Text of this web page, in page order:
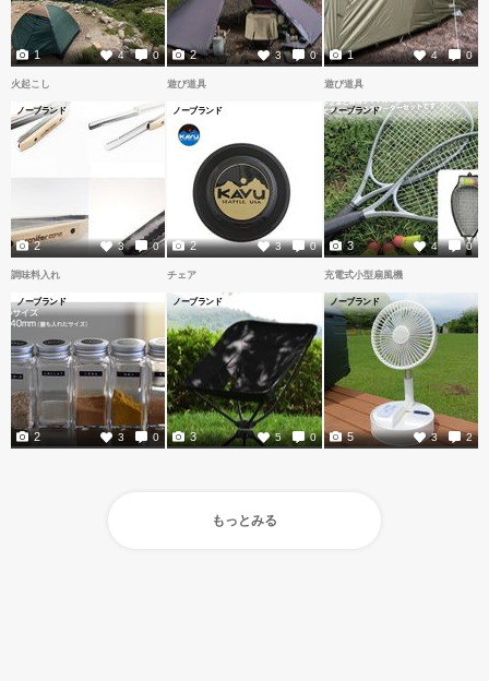
4 0
1 3 0
2 4 0
1
火起こし
ノーブランド
3 0
2
遊び道具
ノーブランド
3 0
2
遊び道具
ノーブランド
4 0
3
調味料入れ
ノーブランド
3 0
2
チェア
ノーブランド
5 0
3
充電式小型扇風機
ノーブランド
3 2
5
もっとみる